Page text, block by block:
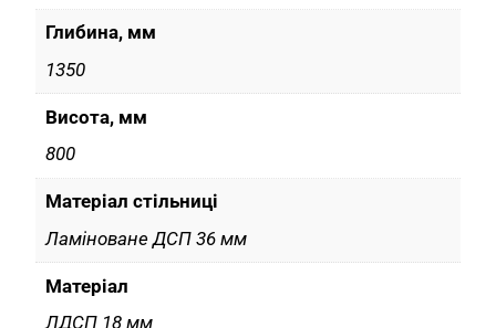
Глибина, мм
1350
Висота, мм
800
Матеріал стільниці
Ламіноване ДСП 36 мм
Матеріал
ЛДСП 18 мм